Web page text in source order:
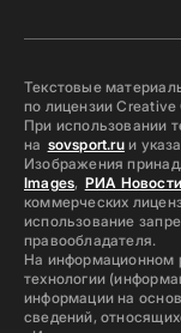
Текстовые
по лицензии
При использовании
на sovsport.ruи
Изображения
Images, РИА Новости
коммерческих
использование
правообладателя.
На информационном
технологии
информации на
сведений,